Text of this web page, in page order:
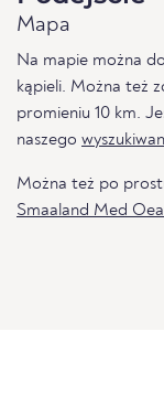
Mapa
Na mapie można
kąpieli. Można też
promieniu 10 km.
naszego
Można też po
Smaaland Med